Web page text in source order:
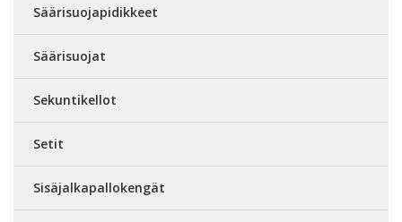
Säärisuojapidikkeet
Säärisuojat
Sekuntikellot
Setit
Sisäjalkapallokengät